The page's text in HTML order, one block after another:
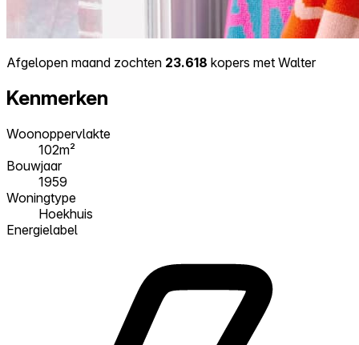
Afgelopen maand zochten 23.618 kopers met Walter
Kenmerken
Woonoppervlakte
102m²
Bouwjaar
1959
Woningtype
Hoekhuis
Energielabel